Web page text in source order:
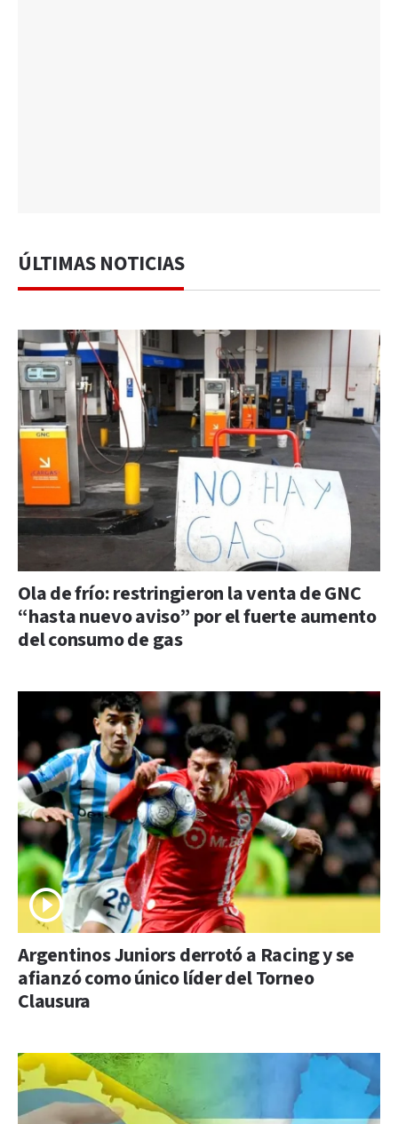
ÚLTIMAS NOTICIAS
Ola de frío: restringieron la venta de GNC
“hasta nuevo aviso” por el fuerte aumento
del consumo de gas
Argentinos Juniors derrotó a Racing y se
afianzó como único líder del Torneo
Clausura